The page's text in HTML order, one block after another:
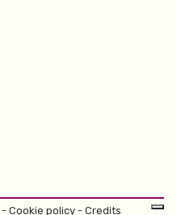
- Cookie policy - Credits